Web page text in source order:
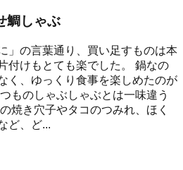
鯛しゃぶ
」の言葉通り、買い足すものは本
付けもとても楽でした。 鍋なの
く、ゆっくり食事を楽しめたのが
ものしゃぶしゃぶとは一味違う
焼き穴子やタコのつみれ、ほく
ど、ど...